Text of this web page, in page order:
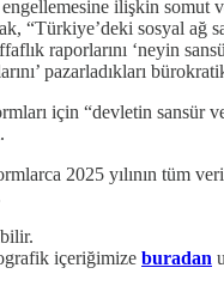
ilişkin somut
“Türkiye’deki sosyal ağ
raporlarını ‘neyin
pazarladıkları
için “devletin sansür
2025 yılının tüm
içeriğimize buradan